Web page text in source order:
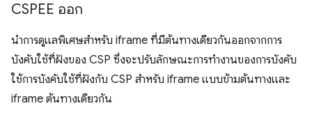
CSPEE ออก
นำการดูแลพิเศษสำหรับ iframe ที่มีต้นทางเดียวกันออกจากการ
บังคับใช้ที่ฝังของ CSP ซึ่งจะปรับลักษณะการทำงานของการบังคับ
ใช้การบังคับใช้ที่ฝังกับ CSP สำหรับ iframe แบบข้ามต้นทางและ
iframe ต้นทางเดียวกัน